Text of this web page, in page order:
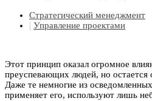
Стратегический менеджмент
| Управление проектами
Этот принцип оказал огромное
преуспевающих людей, но остается
Даже те немногие из
применяет его, используют лишь